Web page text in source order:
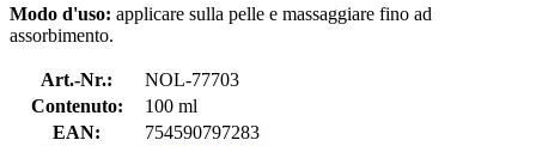
Modo d'uso: applicare sulla pelle e massaggiare fino ad
assorbimento.
Art.-Nr.:
NOL-77703
Contenuto:
100 ml
EAN:
754590797283